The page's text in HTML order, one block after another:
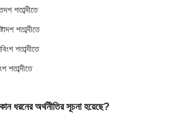
শতাব্দীতে
শতাব্দীতে
শতাব্দীতে
শতাব্দীতে
ধরনের অর্থনীতির সূচনা হয়েছে?